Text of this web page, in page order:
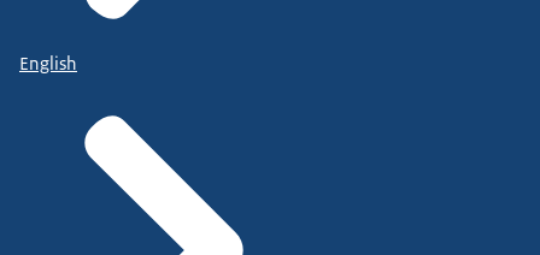
English